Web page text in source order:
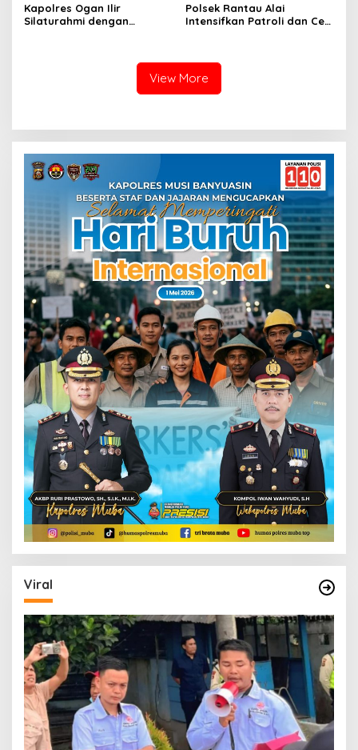
Kapolres Ogan Ilir
Silaturahmi dengan
Polsek Rantau Alai
Intensifkan Patroli dan Cek
View More
Viral